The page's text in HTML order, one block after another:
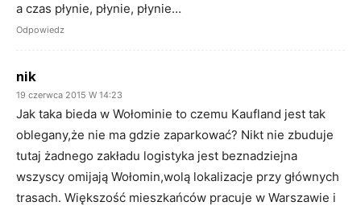
a czas płynie, płynie, płynie…
Odpowiedz
nik
19 czerwca 2015 W 14:23
Jak taka bieda w Wołominie to czemu Kaufland jest tak
oblegany,że nie ma gdzie zaparkować? Nikt nie zbuduje
tutaj żadnego zakładu logistyka jest beznadziejna
wszyscy omijają Wołomin,wolą lokalizacje przy głównych
trasach. Większość mieszkańców pracuje w Warszawie i